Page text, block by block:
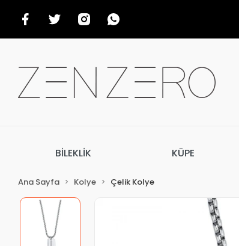
BİLEKLİK KÜPE
Ana Sayfa Kolye Çelik Kolye